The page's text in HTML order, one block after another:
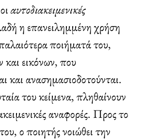
αυτοδιακειμενικές
η επανειλημμένη χρήση
ποιήματά του,
και εικόνων, που
και ανασημασιοδοτούνται.
του κείμενα, πληθαίνουν
αναφορές. Προς το
ο ποιητής νοιώθει την